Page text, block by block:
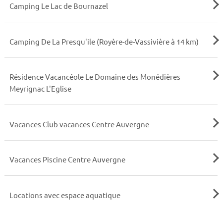
Camping Le Lac de Bournazel
Camping De La Presqu'ile (Royère-de-Vassivière à 14 km)
Résidence Vacancéole Le Domaine des Monédières
Meyrignac L'Eglise
Vacances Club vacances Centre Auvergne
Vacances Piscine Centre Auvergne
Locations avec espace aquatique